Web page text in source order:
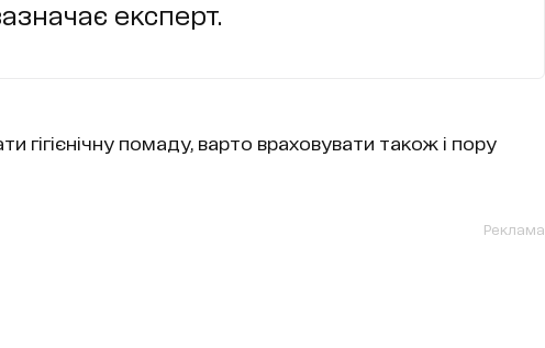
експерт.
гігієнічну помаду, варто враховувати також і пору
Реклама